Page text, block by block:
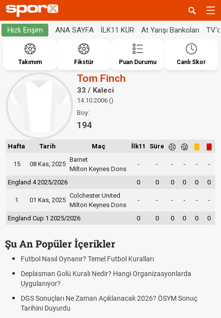
Hızlı Erişim ANA SAYFA İLK11 KUR At Yarışı Bankoları
Takımım Fikstür Puan Durumu Canlı Skor
Tom Finch
33 / Kaleci
14.10.2006 ()
Boy:
194
Hafta Tarih Maç İlk11 Süre
15 08 Kas, 2025
Barnet
Milton Keynes Dons
- - - - - -
England 4 2025/2026 0 0 0 0 0 0
1 01 Kas, 2025
Colchester United
Milton Keynes Dons
- - - - - -
England Cup 1 2025/2026 0 0 0 0 0 0
Şu An Popüler İçerikler
Futbol Nasıl Oynanır? Temel Futbol Kuralları
Deplasman Golü Kuralı Nedir? Hangi Organizasyonlarda
Uygulanıyor?
DGS Sonuçları Ne Zaman Açıklanacak 2026? ÖSYM Sonuç
Tarihini Duyurdu